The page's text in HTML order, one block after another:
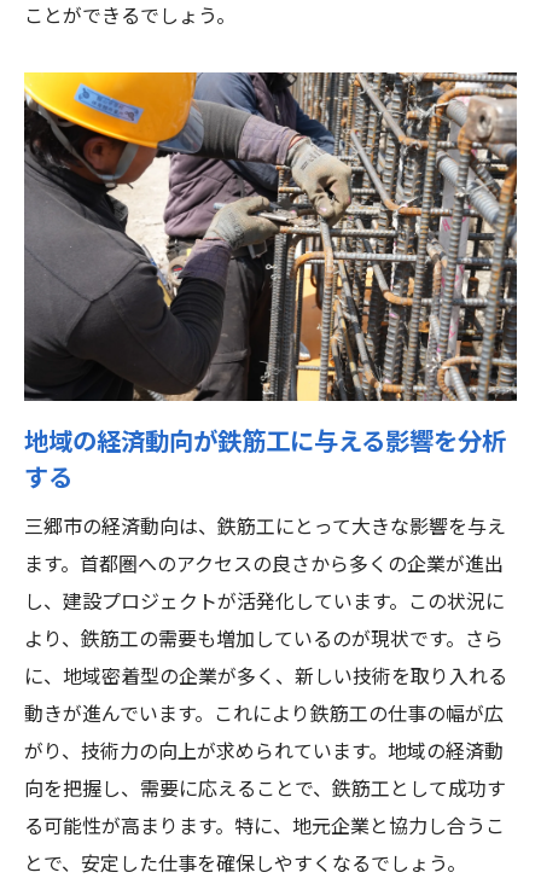
地域ネットワークを活用したプロジェクト
地元イベントへの参加で得られるチャンス
コミュニティを通じた情報収集の方法
信頼関係を築くためのコミュニケーション
術
地域社会に貢献する企業活動の例
地域密着型で鉄筋工としてのキャリアを築く方
地域に根ざしたビジネス展開の秘訣
地元での評判を高めるための戦略
現地採用のメリットとデメリット
地元の顧客基盤を築くためのステップ
地域特性を活かしたプロジェクトの提案法
鉄筋工の未来を切り開くためのネットワーク構
築戦略
業界団体との関係構築の方法
オンラインとオフラインでの人脈作り
効果的なネットワーキングイベントの活用
プロフェッショナルネットワークの拡大法
ことができるでしょう。
地域の経済動向が鉄筋工に与える影響を分析
する
三郷市の経済動向は、鉄筋工にとって大きな影響を与え
ます。首都圏へのアクセスの良さから多くの企業が進出
し、建設プロジェクトが活発化しています。この状況に
より、鉄筋工の需要も増加しているのが現状です。さら
に、地域密着型の企業が多く、新しい技術を取り入れる
動きが進んでいます。これにより鉄筋工の仕事の幅が広
がり、技術力の向上が求められています。地域の経済動
向を把握し、需要に応えることで、鉄筋工として成功す
る可能性が高まります。特に、地元企業と協力し合うこ
とで、安定した仕事を確保しやすくなるでしょう。